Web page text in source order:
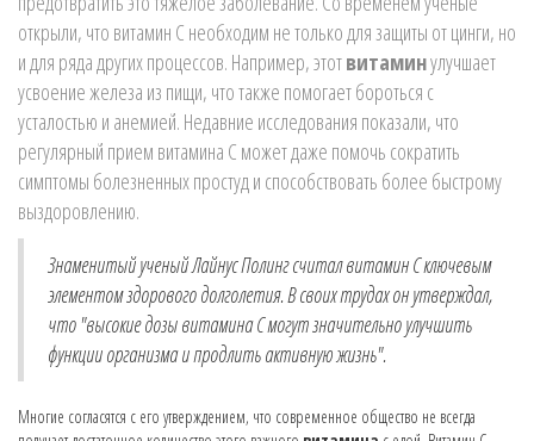
открыли, что витамин C необходим не только для защиты от цинги, но
и для ряда других процессов. Например, этотвитаминулучшает
усвоение железа из пищи, что также помогает бороться с
усталостью и анемией. Недавние исследования показали, что
регулярный прием витамина C может даже помочь сократить
симптомы болезненных простуд и способствовать более быстрому
выздоровлению.
Знаменитый ученый Лайнус Полинг считал витамин C ключевым
элементом здорового долголетия. В своих трудах он утверждал,
что "высокие дозы витамина C могут значительно улучшить
функции организма и продлить активную жизнь".
Многие согласятся с его утверждением, что современное общество не всегда